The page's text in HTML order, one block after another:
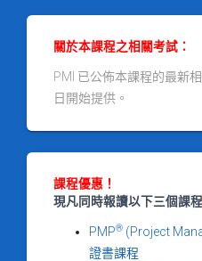
關於本課程之相關考試：
PMI 已公佈本課程的最新
日開始提供。
課程優惠！
現凡同時報讀以下三個課程
PMP® (Project
證書課程